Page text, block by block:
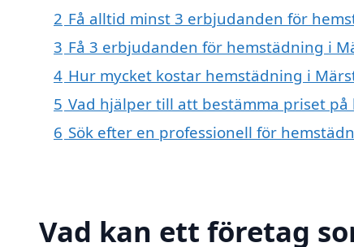
2 Få alltid minst 3 erbjudanden för
3 Få 3 erbjudanden för hemstädning i
4 Hur mycket kostar hemstädning i
5 Vad hjälper till att bestämma priset
6 Sök efter en professionell för
Vad kan ett företag